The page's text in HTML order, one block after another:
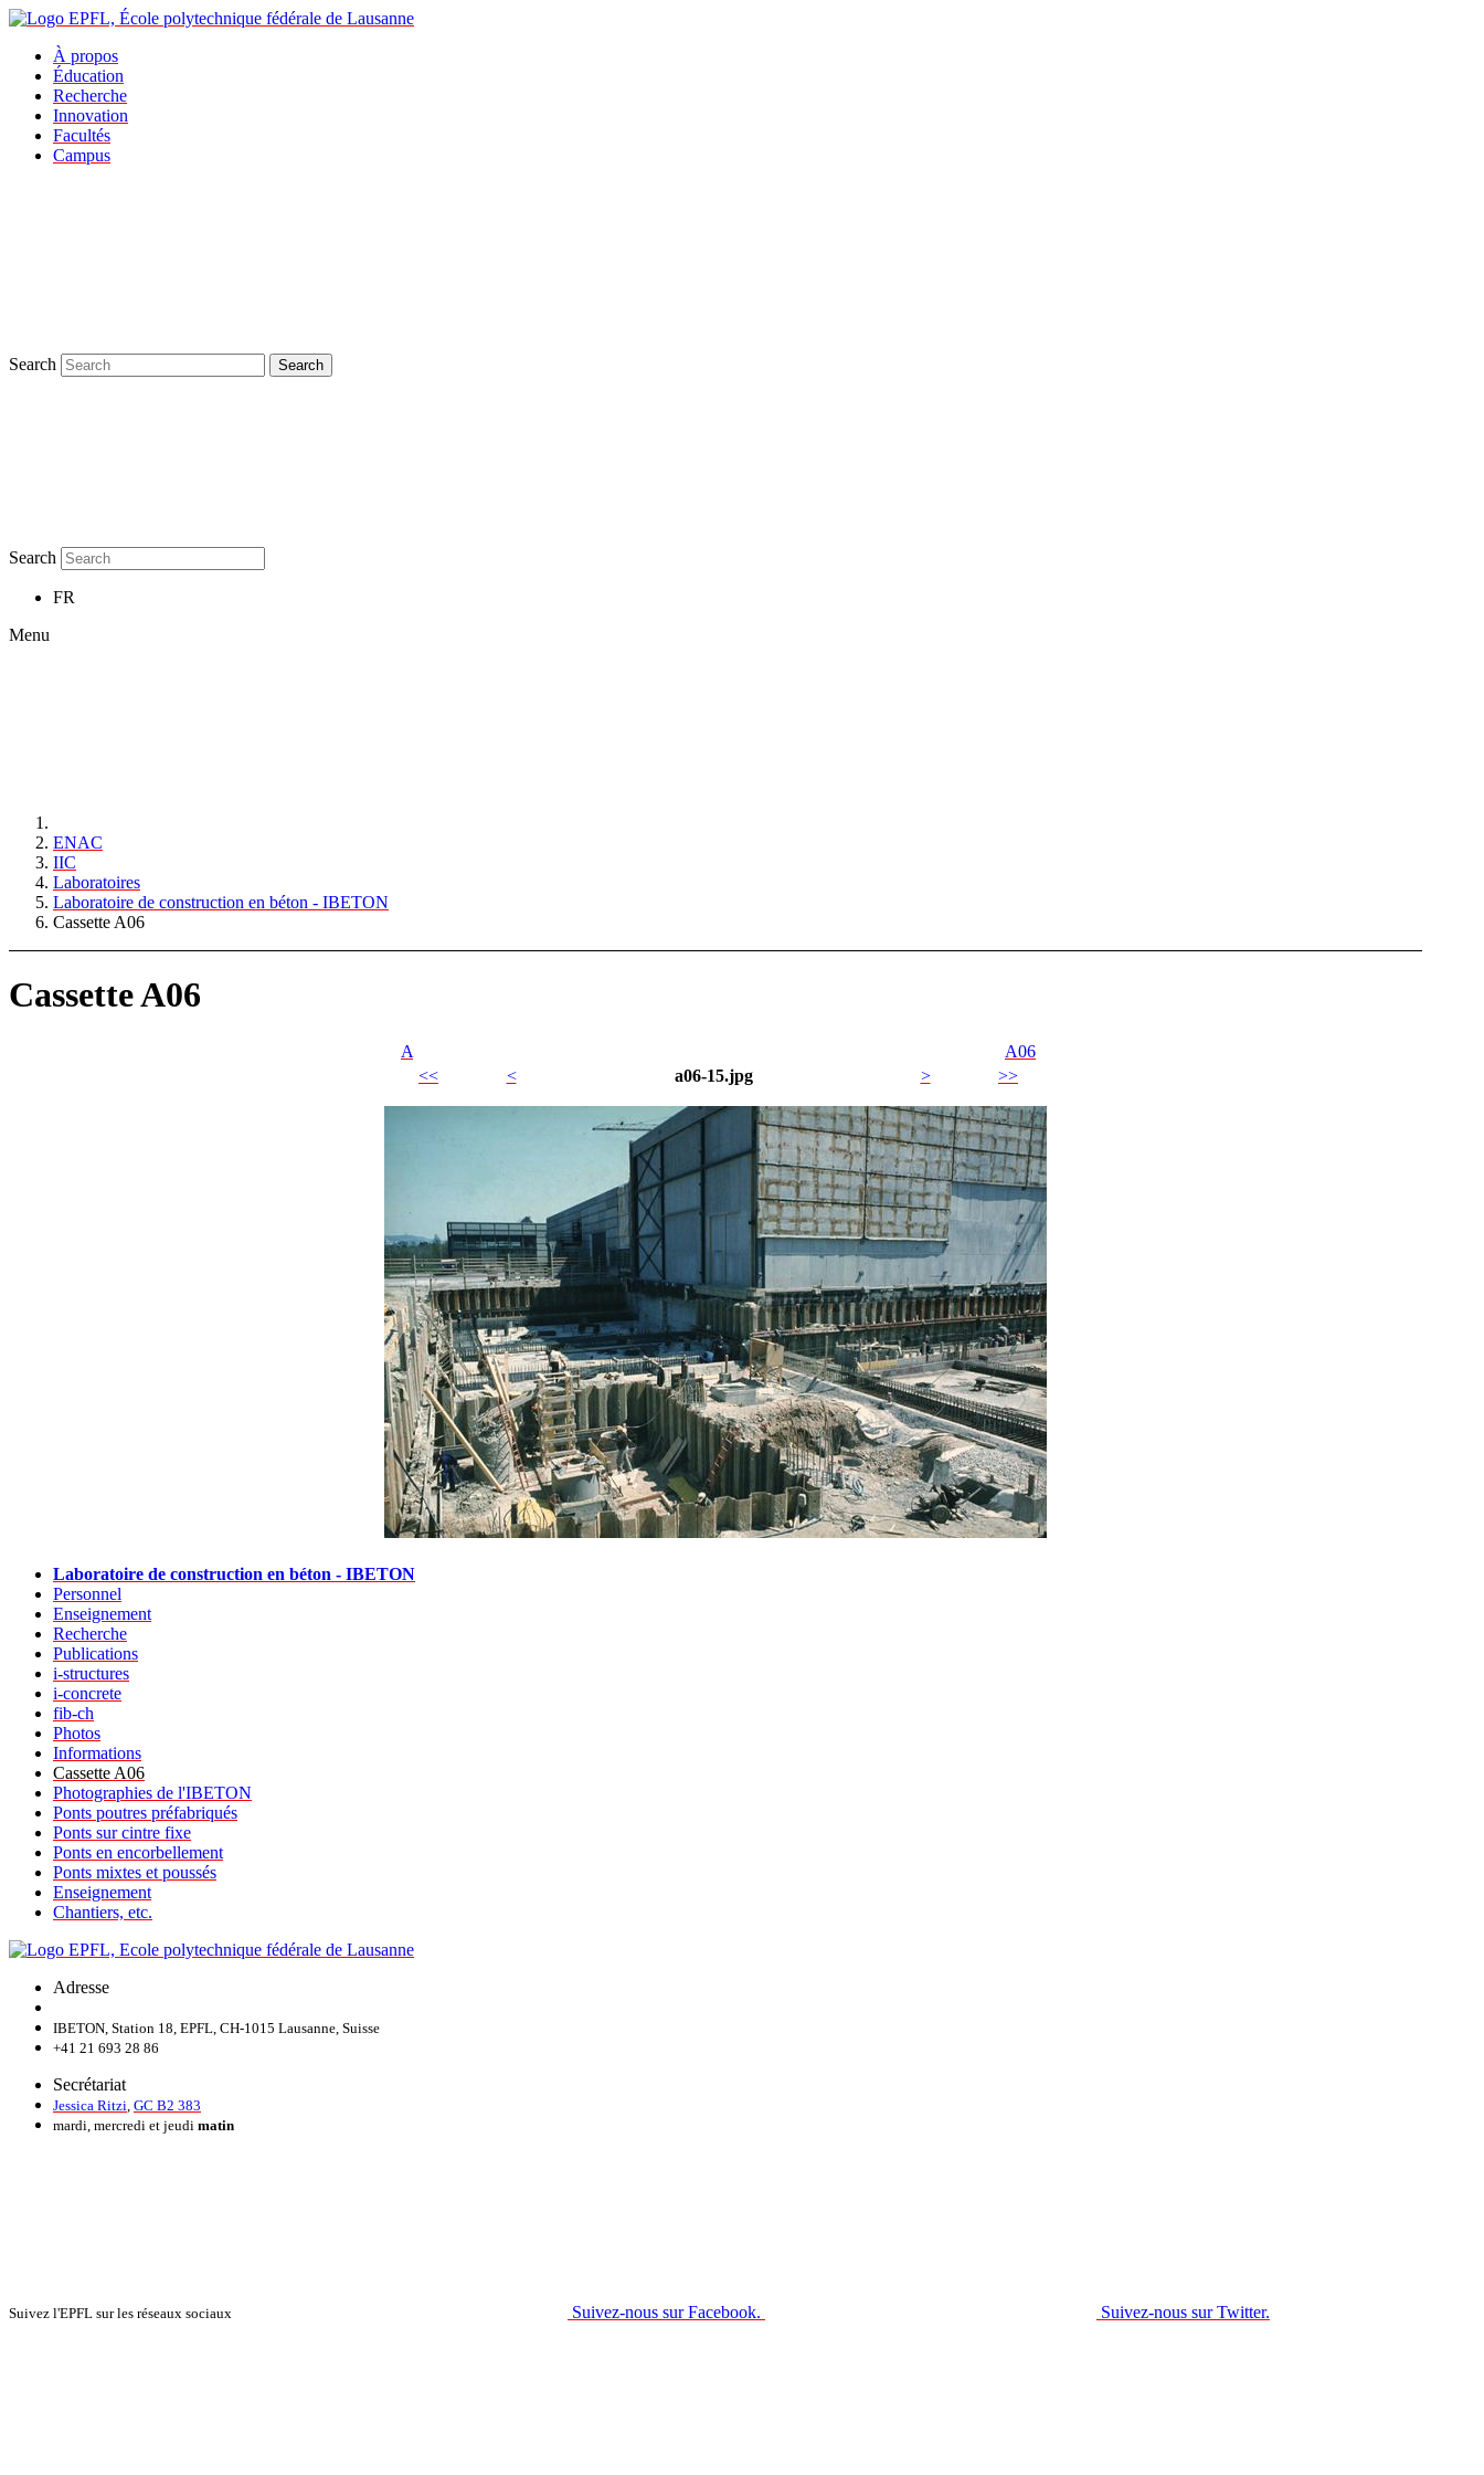
À propos
Éducation
Recherche
Innovation
Facultés
Campus
Search Search
Search
FR
Menu
ENAC
IIC
Laboratoires
Laboratoire de construction en béton - IBETON
Cassette A06
Cassette A06
A
A06
<<
< a06-15.jpg > >>
Laboratoire de construction en béton - IBETON
Personnel
Enseignement
Recherche
Publications
i-structures
i-concrete
fib-ch
Photos
Informations
Cassette A06
Photographies de l'IBETON
Ponts poutres préfabriqués
Ponts sur cintre fixe
Ponts en encorbellement
Ponts mixtes et poussés
Enseignement
Chantiers, etc.
Adresse
IBETON, Station 18, EPFL, CH-1015 Lausanne, Suisse
+41 21 693 28 86
Secrétariat
Jessica Ritzi GC B2 383
mardi, mercredi et jeudi matin
Suivez l'EPFL sur les réseaux sociaux Suivez-nous sur Facebook. Suivez-nous sur Twitter.